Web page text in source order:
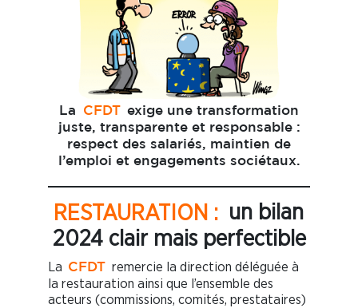
La CFDT
exige une transformation
juste, transparente et responsable :
respect des salariés, maintien de
l’emploi et engagements sociétaux.
RESTAURATION : un bilan
2024 clair mais perfectible
La CFDT
remercie la direction déléguée à
la restauration ainsi que l’ensemble des
acteurs (commissions, comités, prestataires)